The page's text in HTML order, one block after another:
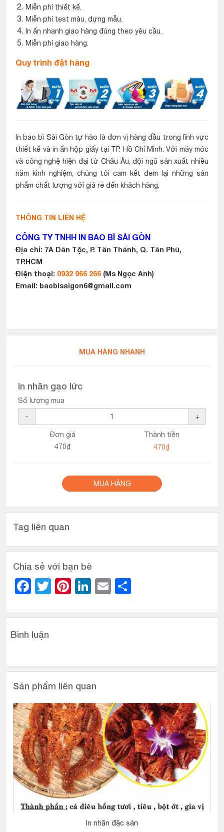
Miễn phí thiết kế.
Miễn phí test màu, dựng mẫu.
In ấn nhanh giao hàng đúng theo yêu cầu.
Miễn phí giao hàng.
Quy trình đặt hàng
In bao bì Sài Gòn tự hào là đơn vị hàng đầu trong lĩnh vực
thiết kế và in ấn hộp giấy tại TP. Hồ Chí Minh. Với máy móc
và công nghệ hiện đại từ Châu Âu, đội ngũ sản xuất nhiều
năm kinh nghiệm, chúng tôi cam kết đem lại những sản
phẩm chất lượng với giá rẻ đến khách hàng.
THÔNG TIN LIÊN HỆ
CÔNG TY TNHH IN BAO BÌ SÀI GÒN
Địa chỉ: 7A Dân Tộc, P. Tân Thành, Q. Tân Phú,
TP.HCM
Điện thoại: 0932 966 266 (Ms Ngọc Anh)
Email: baobisaigon6@gmail.com
MUA HÀNG NHANH
In nhãn gạo lức
Số lượng mua
-
+
Đơn giá
470₫
Thành tiền
MUA HÀNG
Tag liên quan
Chia sẻ với bạn bè
Facebook
TwitterPinterest
LinkedIn
Email
Bình luận
Sản phẩm liên quan
In nhãn đặc sản